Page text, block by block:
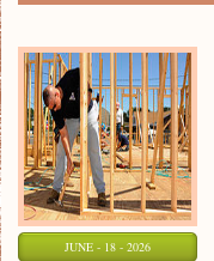
JUNE - 18 - 2026